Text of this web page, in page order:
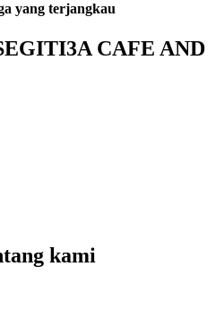
yang terjangkau
CAFE AND
kami